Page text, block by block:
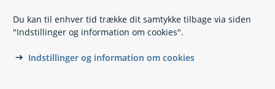
Du kan til enhver tid trække dit samtykke tilbage via siden
"Indstillinger og information om cookies".
Indstillinger og information om cookies
iInformation
Vær opmærksom på, at vi ikke gemmer eller sender
dine svar videre.
Skrevet af Digitaliseringsstyrelsen i samarbejde med ATP,